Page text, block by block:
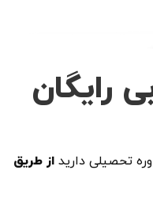
رایگان
تحصیلی داریداز طریق